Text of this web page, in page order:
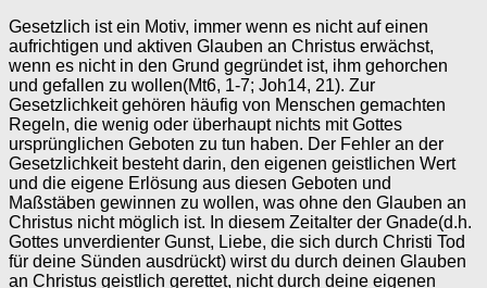
Gesetzlich ist ein Motiv, immer wenn es nicht auf einen
aufrichtigen und aktiven Glauben an Christus erwächst,
wenn es nicht in den Grund gegründet ist, ihm gehorchen
und gefallen zu wollen(Mt6, 1-7; Joh14, 21). Zur
Gesetzlichkeit gehören häufig von Menschen gemachten
Regeln, die wenig oder überhaupt nichts mit Gottes
ursprünglichen Geboten zu tun haben. Der Fehler an der
Gesetzlichkeit besteht darin, den eigenen geistlichen Wert
und die eigene Erlösung aus diesen Geboten und
Maßstäben gewinnen zu wollen, was ohne den Glauben an
Christus nicht möglich ist. In diesem Zeitalter der Gnade(d.h.
Gottes unverdienter Gunst, Liebe, die sich durch Christi Tod
für deine Sünden ausdrückt) wirst du durch deinen Glauben
an Christus geistlich gerettet, nicht durch deine eigenen